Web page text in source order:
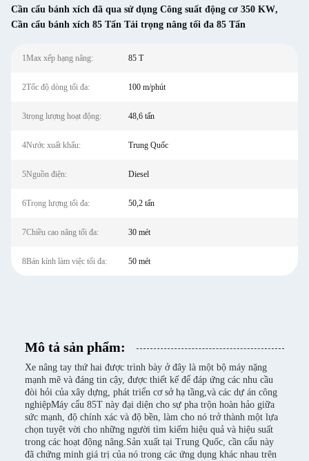
Cần cẩu bánh xích đã qua sử dụng Công suất động cơ 350 KW,
Cần cẩu bánh xích 85 Tấn Tải trọng nâng tối đa 85 Tấn
1Max xếp hạng nâng: 85 T
2Tốc độ dòng tối đa: 100 m/phút
3trọng lượng hoạt động: 48,6 tấn
4Nước xuất khẩu: Trung Quốc
5Nguồn điện: Diesel
6Trọng lượng tối đa: 50,2 tấn
7Chiều cao nâng tối đa: 30 mét
8Bán kính làm việc tối đa: 50 mét
Mô tả sản phẩm:
Xe nâng tay thứ hai được trình bày ở đây là một bộ máy nặng
mạnh mẽ và đáng tin cậy, được thiết kế để đáp ứng các nhu cầu
đòi hỏi của xây dựng, phát triển cơ sở hạ tầng,và các dự án công
nghiệpMáy cẩu 85T này đại diện cho sự pha trộn hoàn hảo giữa
sức mạnh, độ chính xác và độ bền, làm cho nó trở thành một lựa
chọn tuyệt vời cho những người tìm kiếm hiệu quả và hiệu suất
trong các hoạt động nâng.Sản xuất tại Trung Quốc, cần cẩu này
đã chứng minh giá trị của nó trong các ứng dụng khác nhau trên